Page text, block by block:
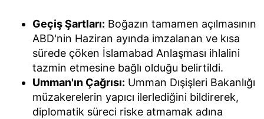
Geçiş Şartları: Boğazın tamamen açılmasının
ABD'nin Haziran ayında imzalanan ve kısa
sürede çöken İslamabad Anlaşması ihlalini
tazmin etmesine bağlı olduğu belirtildi.
Umman'ın Çağrısı: Umman Dışişleri Bakanlığı
müzakerelerin yapıcı ilerlediğini bildirerek,
diplomatik süreci riske atmamak adına